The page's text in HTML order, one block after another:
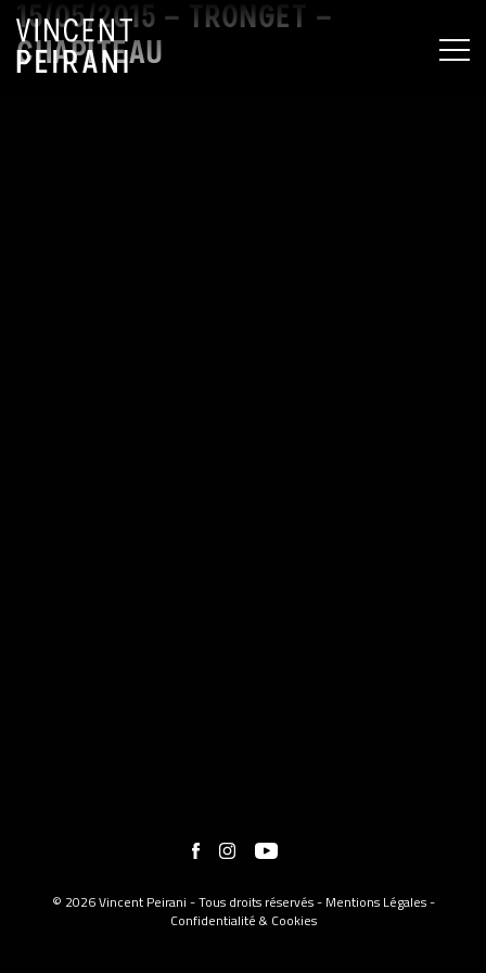
15/05/2015 – TRONGET –
CHAPITEAU
© 2026 Vincent Peirani - Tous droits réservés - Mentions Légales-
Confidentialité & Cookies